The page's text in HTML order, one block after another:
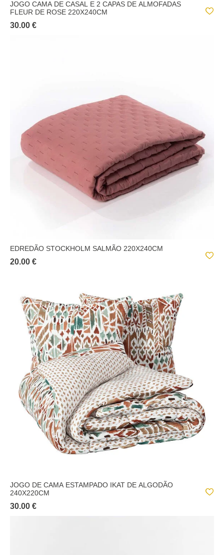
JOGO CAMA DE CASAL E 2 CAPAS DE ALMOFADAS
FLEUR DE ROSE 220X240CM
30.00 €
EDREDÃO STOCKHOLM SALMÃO 220X240CM
20.00 €
JOGO DE CAMA ESTAMPADO IKAT DE ALGODÃO
240X220CM
30.00 €